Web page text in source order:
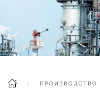
ПРОИЗВОДСТВО